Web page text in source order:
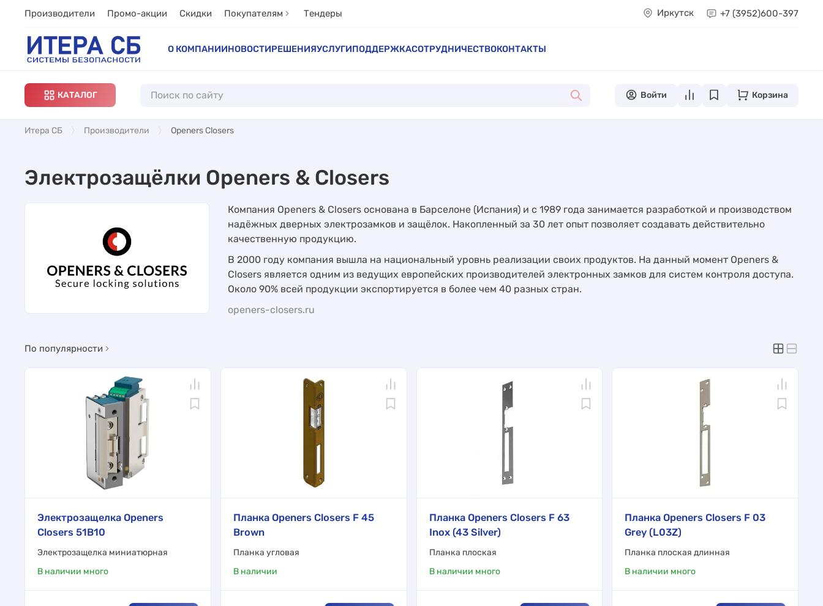
Производители Промо-акции Скидки Покупателям Тендеры Иркутск +7 (3952)600-397
О КОМПАНИИНОВОСТИРЕШЕНИЯУСЛУГИПОДДЕРЖКАСОТРУДНИЧЕСТВОКОНТАКТЫ
КАТАЛОГ Войти Корзина
Итера СБ Производители Openers Closers
Электрозащёлки Openers & Closers
Компания Openers & Closers основана в Барселоне (Испания) и с 1989 года занимается разработкой и производством
надёжных дверных электрозамков и защёлок. Накопленный за 30 лет опыт позволяет создавать действительно
качественную продукцию.
В 2000 году компания вышла на национальный уровнь реализации своих продуктов. На данный момент Openers &
Closers является одним из ведущих европейских производителей электронных замков для систем контроля доступа.
Около 90% всей продукции экспортируется в более чем 40 разных стран.
openers-closers.ru
По популярности
Электрозащелка Openers
Closers 51B10
Электрозащелка миниатюрная
В наличии много
Планка Openers Closers F 45
Brown
Планка угловая
В наличии
Планка Openers Closers F 63
Inox (43 Silver)
Планка плоская
В наличии много
Планка Openers Closers F 03
Grey (L03Z)
Планка плоская длинная
В наличии много